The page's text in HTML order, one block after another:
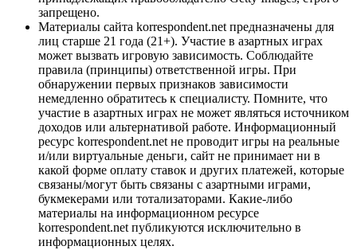
запрещено.
Материалы сайта korrespondent.net предназначены для
лиц старше 21 года (21+). Участие в азартных играх
может вызвать игровую зависимость. Соблюдайте
правила (принципы) ответственной игры. При
обнаружении первых признаков зависимости
немедленно обратитесь к специалисту. Помните, что
участие в азартных играх не может являться источником
доходов или альтернативой работе. Информационный
ресурс korrespondent.net не проводит игры на реальные
и/или виртуальные деньги, сайт не принимает ни в
какой форме оплату ставок и других платежей, которые
связаны/могут быть связаны с азартными играми,
букмекерами или тотализаторами. Какие-либо
материалы на информационном ресурсе
korrespondent.net публикуются исключительно в
информационных целях.